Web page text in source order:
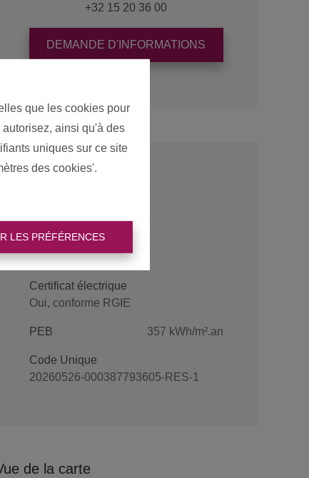
que les cookies pour
ainsi qu'à des
uniques sur ce site
des cookies'.
LES PRÉFÉRENCES
+32 15 20 36 00
DEMANDE D'INFORMATIONS
Certificat électrique
Oui, conforme RGIE
PEB 357 kWh/m².an
Code Unique
20260526-000387793605-RES-1
de la carte